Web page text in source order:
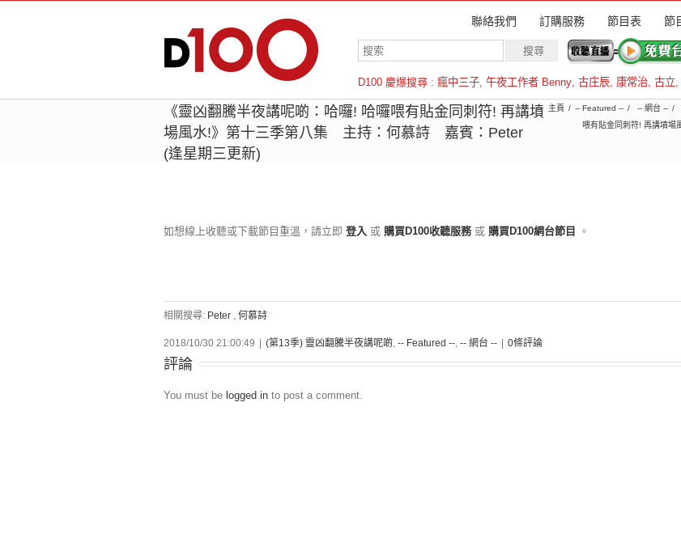
聯絡我們 訂購服務 節目表 節
D100 慶爆搜尋 : 瘋中三子, 午夜工作者 Benny, 古庄辰, 康常治, 古立,
羅倫斯
《靈凶翻騰半夜講呢啲：哈囉! 哈囉喂有貼金同刺符! 再講墳
場風水!》第十三季第八集 主持：何慕詩 嘉賓：Peter
(逢星期三更新)
主頁 -- Featured -- -- 網台 --
喂有貼金同刺符! 再講墳
如想線上收聽或下載節目重溫，請立即 登入 或 購買D100收聽服務 或 購買D100網台節目 。
相關搜尋: Peter , 何慕詩
2018/10/30 21:00:49 (第13季) 靈凶翻騰半夜講呢啲, -- Featured --, -- 網台 -- 0條評論
評論
You must be logged in to post a comment.